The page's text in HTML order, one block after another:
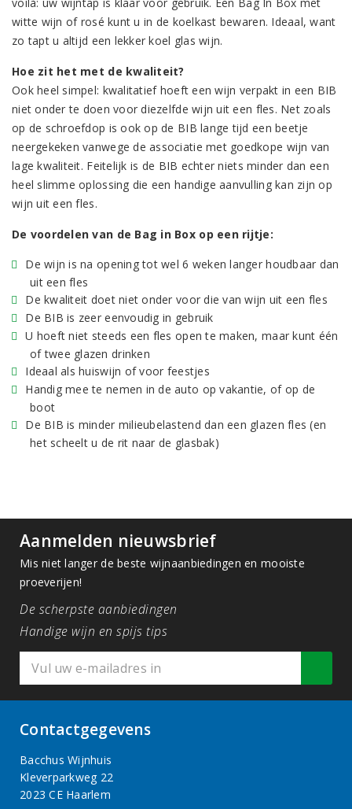
witte wijn of rosé kunt u in de koelkast bewaren. Ideaal, want
zo tapt u altijd een lekker koel glas wijn.
Hoe zit het met de kwaliteit?
Ook heel simpel: kwalitatief hoeft een wijn verpakt in een BIB
niet onder te doen voor diezelfde wijn uit een fles. Net zoals
op de schroefdop is ook op de BIB lange tijd een beetje
neergekeken vanwege de associatie met goedkope wijn van
lage kwaliteit. Feitelijk is de BIB echter niets minder dan een
heel slimme oplossing die een handige aanvulling kan zijn op
wijn uit een fles.
De voordelen van de Bag in Box op een rijtje:
De wijn is na opening tot wel 6 weken langer houdbaar dan
uit een fles
De kwaliteit doet niet onder voor die van wijn uit een fles
De BIB is zeer eenvoudig in gebruik
U hoeft niet steeds een fles open te maken, maar kunt één
of twee glazen drinken
Ideaal als huiswijn of voor feestjes
Handig mee te nemen in de auto op vakantie, of op de
boot
De BIB is minder milieubelastend dan een glazen fles (en
het scheelt u de rit naar de glasbak)
Aanmelden nieuwsbrief
Mis niet langer de beste wijnaanbiedingen en mooiste
proeverijen!
De scherpste aanbiedingen
Handige wijn en spijs tips
Contactgegevens
Bacchus Wijnhuis
Kleverparkweg 22
2023 CE Haarlem